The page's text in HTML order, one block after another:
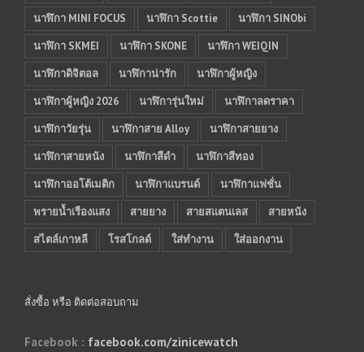
นาฬิกา MINI FOCUS
นาฬิกา Scottie
นาฬิกา SINObi
นาฬิกา SKMEI
นาฬิกา SKONE
นาฬิกา WEIQIN
นาฬิกาดิจิตอล
นาฬิกาน่ารัก
นาฬิกาผู้หญิง
นาฬิกาผู้หญิง 2026
นาฬิการุ่นใหม่
นาฬิกาลดราคา
นาฬิกาวัยรุ่น
นาฬิกาสาย Alloy
นาฬิกาสายยาง
นาฬิกาสายหนัง
นาฬิกาสีดำ
นาฬิกาสีทอง
นาฬิกาออโต้เมติก
นาฬิกาแบรนด์
นาฬิกาแฟชั่น
พรายน้ำเรืองแสง
สายยาง สายสแตนเลส
สายหนัง
สไตล์เกาหลี
โรสโกลด์ ใส่ทำงาน ใส่ออกงาน
สั่งซื้อ หรือ ติดต่อสอบถาม
Facebook : facebook.com/zinicewatch